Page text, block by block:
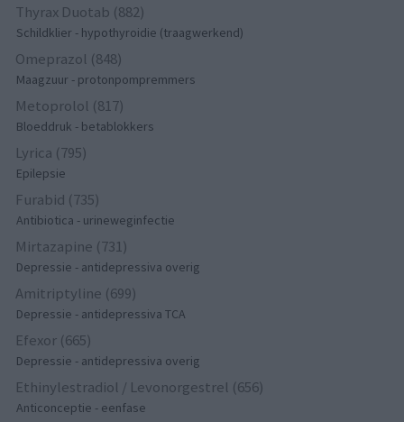
Thyrax Duotab (882)
Schildklier - hypothyroidie (traagwerkend)
Omeprazol (848)
Maagzuur - protonpompremmers
Metoprolol (817)
Bloeddruk - betablokkers
Lyrica (795)
Epilepsie
Furabid (735)
Antibiotica - urineweginfectie
Mirtazapine (731)
Depressie - antidepressiva overig
Amitriptyline (699)
Depressie - antidepressiva TCA
Efexor (665)
Depressie - antidepressiva overig
Ethinylestradiol / Levonorgestrel (656)
Anticonceptie - eenfase